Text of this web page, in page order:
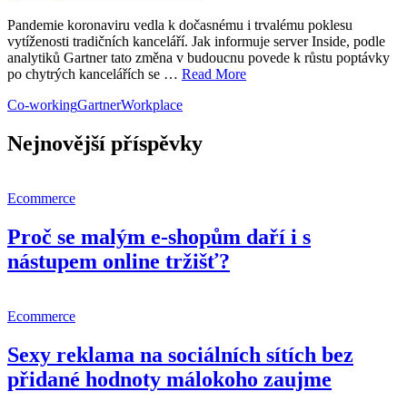
Pandemie koronaviru vedla k dočasnému i trvalému poklesu
vytíženosti tradičních kanceláří. Jak informuje server Inside, podle
analytiků Gartner tato změna v budoucnu povede k růstu poptávky
po chytrých kancelářích se … Read More
Co-workingGartnerWorkplace
Nejnovější příspěvky
Ecommerce
Proč se malým e-shopům daří i s
nástupem online tržišť?
Ecommerce
Sexy reklama na sociálních sítích bez
přidané hodnoty málokoho zaujme